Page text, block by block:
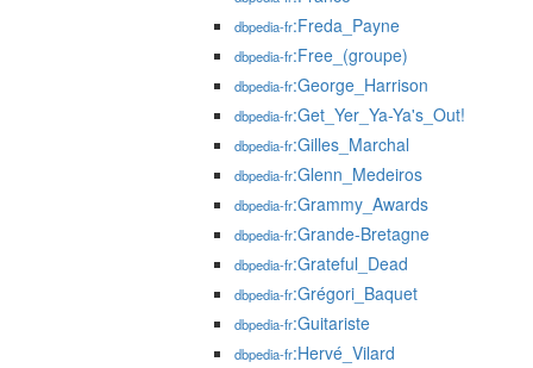
dbpedia-fr:Freda_Payne
dbpedia-fr:Free_(groupe)
dbpedia-fr:George_Harrison
dbpedia-fr:Get_Yer_Ya-Ya's_Out!
dbpedia-fr:Gilles_Marchal
dbpedia-fr:Glenn_Medeiros
dbpedia-fr:Grammy_Awards
dbpedia-fr:Grande-Bretagne
dbpedia-fr:Grateful_Dead
dbpedia-fr:Grégori_Baquet
dbpedia-fr:Guitariste
dbpedia-fr:Hervé_Vilard